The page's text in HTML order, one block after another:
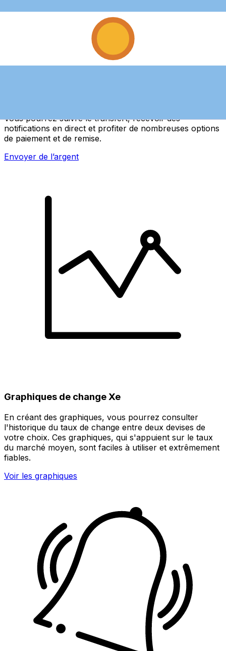
Vous pourrez suivre le transfert, recevoir des
notifications en direct et profiter de nombreuses options
de paiement et de remise.
Envoyer de l’argent
Graphiques de change Xe
En créant des graphiques, vous pourrez consulter
l'historique du taux de change entre deux devises de
votre choix. Ces graphiques, qui s'appuient sur le taux
du marché moyen, sont faciles à utiliser et extrêmement
fiables.
Voir les graphiques